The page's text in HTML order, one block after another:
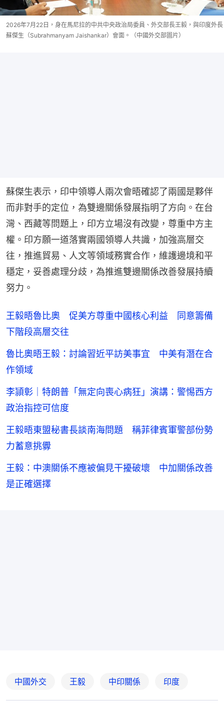
2026年7月22日，身在馬尼拉的中共中央政治局委員、外交部長王毅，與印度外長
蘇傑生（Subrahmanyam Jaishankar）會面。（中國外交部圖片）
蘇傑生表示，印中領導人兩次會晤確認了兩國是夥伴
而非對手的定位，為雙邊關係發展指明了方向。在台
灣、西藏等問題上，印方立場沒有改變，尊重中方主
權。印方願一道落實兩國領導人共識，加強高層交
往，推進貿易、人文等領域務實合作，維護邊境和平
穩定，妥善處理分歧，為推進雙邊關係改善發展持續
努力。
王毅晤魯比奧 促美方尊重中國核心利益 同意籌備
下階段高層交往
魯比奧晤王毅：討論習近平訪美事宜 中美有潛在合
作領域
李頴彰｜特朗普「無定向喪心病狂」演講：警惕西方
政治指控可信度
王毅晤東盟秘書長談南海問題 稱菲律賓軍警部份勢
力蓄意挑釁
王毅：中澳關係不應被偏見干擾破壞 中加關係改善
是正確選擇
中國外交 王毅 中印關係 印度